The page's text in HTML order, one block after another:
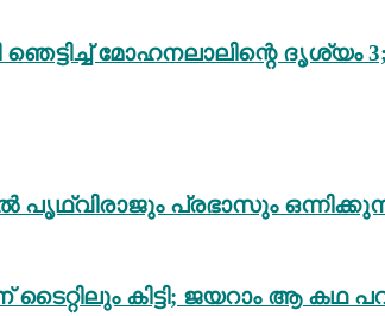
മോഹനലാലിന്റെ
പൃഥ്വിരാജും പ്രഭാസും
കിട്ടി; ജയറാം ആ കഥ